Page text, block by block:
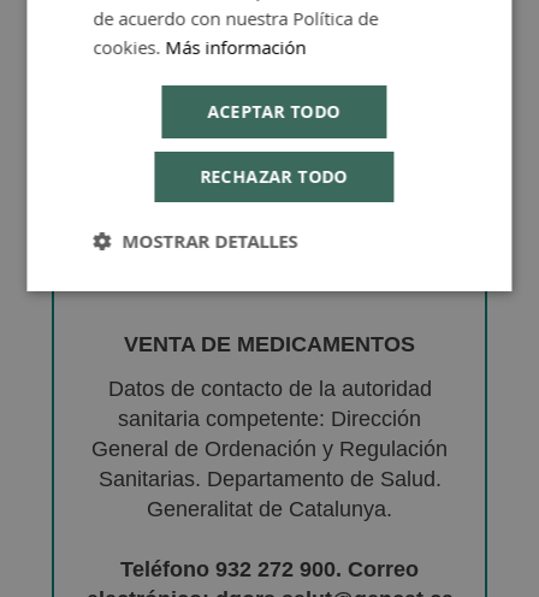
VENTA DE MEDICAMENTOS
Datos de contacto de la autoridad
sanitaria competente: Dirección
General de Ordenación y Regulación
Sanitarias. Departamento de Salud.
Generalitat de Catalunya.
Teléfono 932 272 900. Correo
de acuerdo con nuestra Política de
cookies. Más información
ACEPTAR TODO
RECHAZAR TODO
MOSTRAR DETALLES